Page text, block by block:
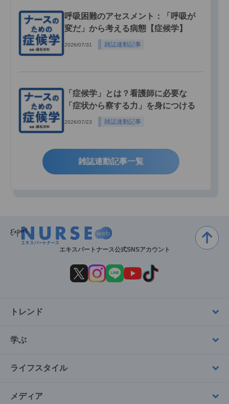
呼吸困難のアセスメント：「呼吸が
変だ」から考える病態【症候学】
2026/07/31 雑誌連動記事
「症候学」とは？看護師に必要な
「症状から察する力」を身につける
2026/07/23 雑誌連動記事
雑誌連動記事一覧
エキスパートナース公式SNSアカウント
トレンド
学ぶ
ライフスタイル
メディア